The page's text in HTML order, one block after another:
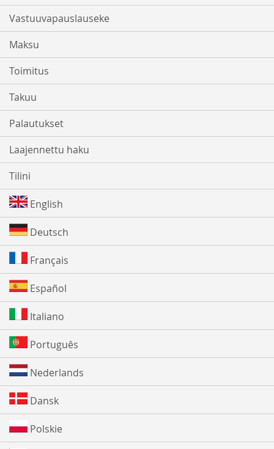
Vastuuvapauslauseke
Maksu
Toimitus
Takuu
Palautukset
Laajennettu haku
Tilini
English
Deutsch
Français
Español
Italiano
Português
Nederlands
Dansk
Polskie